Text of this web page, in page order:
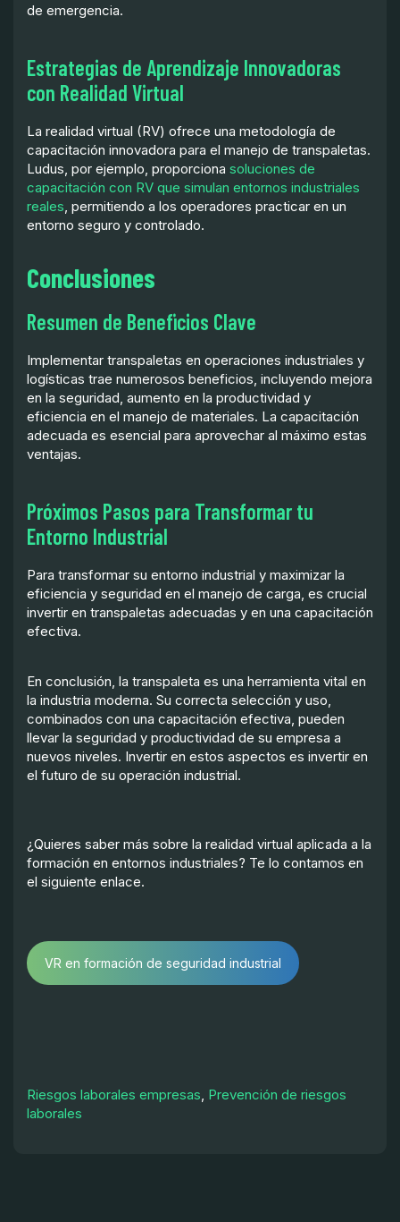
de emergencia.
Estrategias de Aprendizaje Innovadoras
con Realidad Virtual
La realidad virtual (RV) ofrece una metodología de
capacitación innovadora para el manejo de transpaletas.
Ludus, por ejemplo, proporciona soluciones de
capacitación con RV que simulan entornos industriales
reales, permitiendo a los operadores practicar en un
entorno seguro y controlado.
Conclusiones
Resumen de Beneficios Clave
Implementar transpaletas en operaciones industriales y
logísticas trae numerosos beneficios, incluyendo mejora
en la seguridad, aumento en la productividad y
eficiencia en el manejo de materiales. La capacitación
adecuada es esencial para aprovechar al máximo estas
ventajas.
Próximos Pasos para Transformar tu
Entorno Industrial
Para transformar su entorno industrial y maximizar la
eficiencia y seguridad en el manejo de carga, es crucial
invertir en transpaletas adecuadas y en una capacitación
efectiva.
En conclusión, la transpaleta es una herramienta vital en
la industria moderna. Su correcta selección y uso,
combinados con una capacitación efectiva, pueden
llevar la seguridad y productividad de su empresa a
nuevos niveles. Invertir en estos aspectos es invertir en
el futuro de su operación industrial.
¿Quieres saber más sobre la realidad virtual aplicada a la
formación en entornos industriales? Te lo contamos en
el siguiente enlace.
VR en formación de seguridad industrial
Riesgos laborales empresas, Prevención de riesgos
laborales